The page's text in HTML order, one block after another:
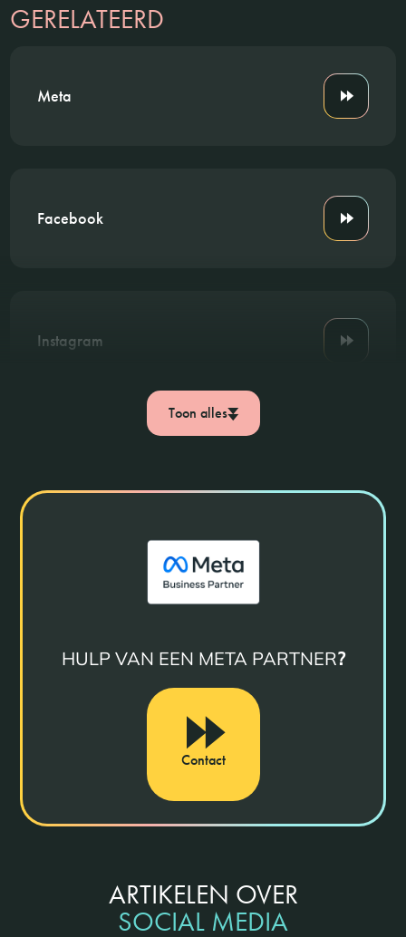
GERELATEERD
Meta
Facebook
Instagram
Toon alles
HULP VAN EEN META PARTNER?
Contact
ARTIKELEN OVER
SOCIAL MEDIA